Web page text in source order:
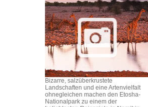
Bizarre, salzüberkrustete
Landschaften und eine Artenvielfalt
ohnegleichen machen den Etosha-
Nationalpark zu einem der